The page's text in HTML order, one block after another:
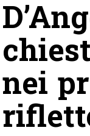
nei